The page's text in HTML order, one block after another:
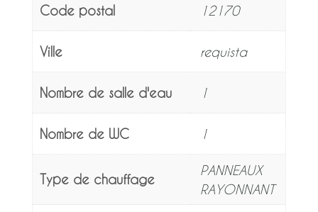
Code postal 12170
Ville requista
Nombre de salle d'eau 1
Nombre de WC 1
Type de chauffage
PANNEAUX
RAYONNANT